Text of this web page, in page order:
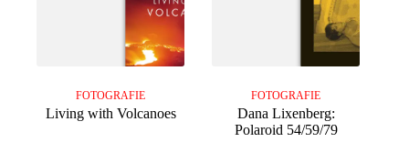
FOTOGRAFIE
Living with Volcanoes
FOTOGRAFIE
Dana Lixenberg:
Polaroid 54/59/79